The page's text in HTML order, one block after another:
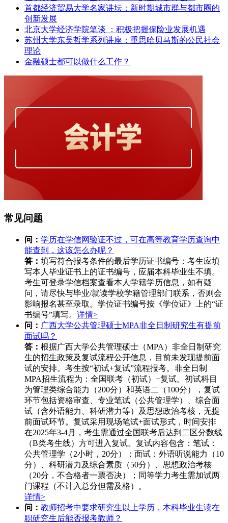
首都经济贸易大学名家讲坛：新时期城市群与都市圈的
创新发展
北京大学经济学院笔谈 ：积极把握保险业发展机遇
苏州大学东吴哲学系列讲座：重思哈贝马斯的公民社会
理论
金融硕士都可以做什么工作？
常见问题
问： 学历在学信网验证不过，可在高等教育学历查询中
能查到，这该怎么办呢？
答： 填写符合报考条件的最后学历证书编号：考生应填
写本人毕业证书上的证书编号，应届本科毕业生不填。
考生可登录学信档案查看本人学籍学历信息，如有疑
问，请尽快与毕业/就读学校学籍管理部门联系，否则会
影响报名甚至录取。学位证书编号按《学位证》上的“证
书编号”填写。 详情>
问： 广西大学公共管理硕士MPA非全日制研究生有提前
面试吗？
答： 根据广西大学公共管理硕士（MPA）非全日制研究
生的招生政策及复试流程公开信息，目前未发现提前面
试的安排。考生按“初试+复试”流程报考。非全日制
MPA招生流程为：全国联考（初试）+复试。初试科目
为管理类综合能力（200分）和英语二（100分），复试
环节包括资格审查、专业笔试（公共管理学）、综合面
试（含外语能力、科研潜力等）及思想政治考核，无提
前面试环节。复试采用现场笔试+面试形式，时间安排
在2025年3-4月，考生需通过全国联考后达到二区分数线
（B类考生线）方可进入复试。复试内容包含：笔试：
公共管理学（2小时，20分）；面试：外语听说能力（10
分）、科研潜力及综合素质（50分）、思想政治考核
（20分，不合格者一票否决）；同等学力考生需加试两
门课程（不计入总分但需及格）。
详情>
问： 教师招考中要求研究生以上学历，本科毕业生读在
职研究生后能否报考教师？